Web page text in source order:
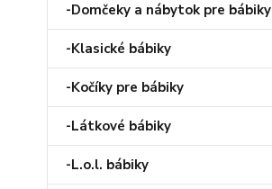
-Domčeky a nábytok pre bábiky
-Klasické bábiky
-Kočíky pre bábiky
-Látkové bábiky
-L.o.l. bábiky